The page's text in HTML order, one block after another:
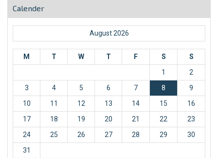
Calender
August 2026
M T W T F S
S
1
2
3
4 5 6 7 8
9
10
11 12 13 14 15
16
17
18 19 20 21 22
23
24
25 26 27 28 29
30
31